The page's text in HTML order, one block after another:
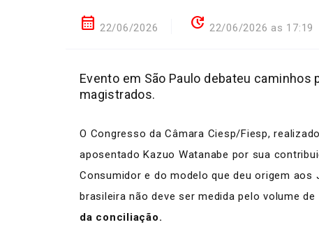
calendar_month 22/06/2026 update 22/06/2026 as 17:19
Evento em São Paulo debateu
magistrados.
O Congresso da Câmara Ciesp/Fiesp,
aposentado Kazuo Watanabe por sua
Consumidor e do modelo que deu origem
brasileira não deve ser medida pelo volume
da conciliação.